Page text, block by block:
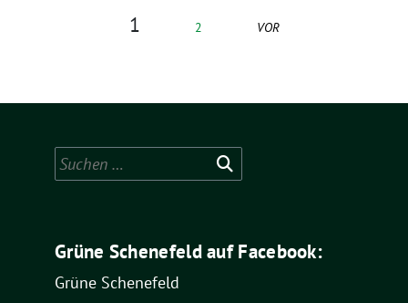
1 2 VOR
Suchen
nach:
Grüne Schenefeld auf Facebook:
Grüne Schenefeld